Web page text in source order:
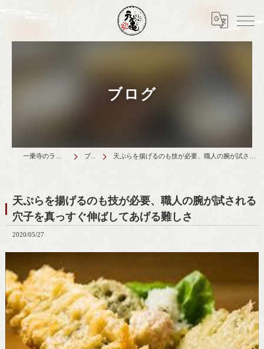
ブログ
ブログ 天ぷらを揚げるのも技が必要、職人の腕が試される穴子を真っすぐ伸ばしてあげる難しさ
天ぷらを揚げるのも技が必要、職人の腕が試される
穴子を真っすぐ伸ばしてあげる難しさ
2020/05/27